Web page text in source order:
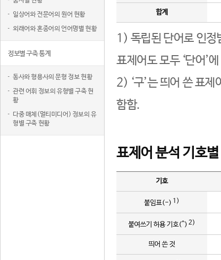
일상어와 전문어의 원어 현황
외래어와 혼종어의 언어명별 현황
정보별 구축 통계
동사와 형용사의 문형 정보 현황
관련 어휘 정보의 유형별 구축 현
황
다중 매체(멀티미디어) 정보의 유
형별 구축 현황
합계
1) 독립된 단어로 인정
표제어도 모두 ‘단어’
2) ‘구’는 띄어 쓴 표
함함.
표제어 분석 기호
기호
붙임표(-) 1)
붙여쓰기 허용 기호(^) 2)
띄어 쓴 것